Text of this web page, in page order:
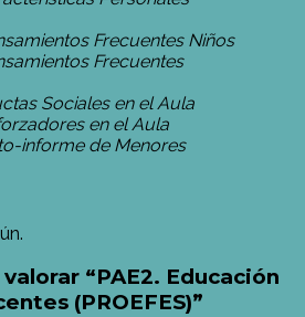
Frecuentes Niños
Frecuentes
Sociales en el Aula
en el Aula
informe de Menores
“PAE2. Educación
(PROEFES)”